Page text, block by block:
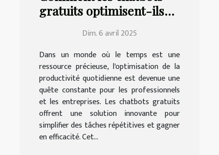
gratuits optimisent-ils
quotidienne ?
Dim. 6 avril 2025
Dans un monde où le temps est une
ressource précieuse, l'optimisation de la
productivité quotidienne est devenue une
quête constante pour les professionnels
et les entreprises. Les chatbots gratuits
offrent une solution innovante pour
simplifier des tâches répétitives et gagner
en efficacité. Cet...